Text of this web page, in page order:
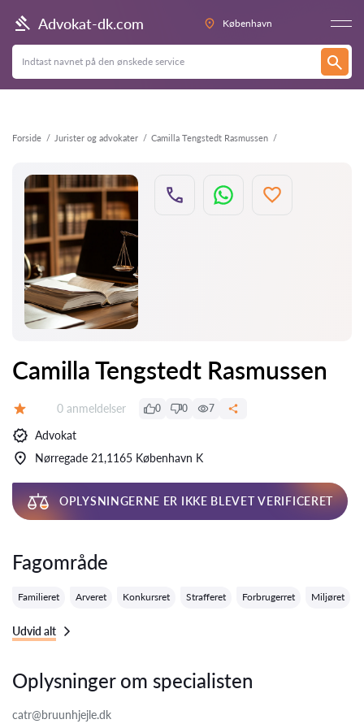
Advokat-dk.com København
Forside Jurister og advokater Camilla Tengstedt Rasmussen
Tilbage
Camilla Tengstedt Rasmussen
Anmeldelser:
0 anmeldelser 0 0 7
Advokat
Nørregade 21,1165 København K
OPLYSNINGERNE ER IKKE BLEVET VERIFICERET
Fagområde
Familieret Arveret Konkursret Strafferet Forbrugerret Miljøret
Udvid alt
Oplysninger om specialisten
catr@bruunhjejle.dk